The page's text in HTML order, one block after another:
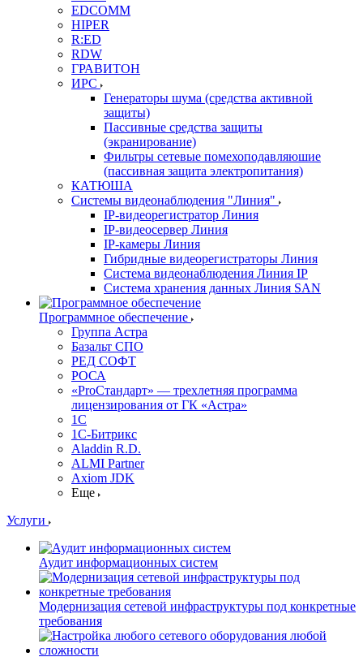
EDCOMM
HIPER
R:ED
RDW
ГРАВИТОН
ИРС
Генераторы шума (средства активной
защиты)
Пассивные средства защиты
(экранирование)
Фильтры сетевые помехоподавляюшие
(пассивная защита электропитания)
КАТЮША
Системы видеонаблюдения "Линия"
IP-видеорегистратор Линия
IP-видеосервер Линия
IP-камеры Линия
Гибридные видеорегистраторы Линия
Система видеонаблюдения Линия IP
Система хранения данных Линия SAN
Программное обеспечение
Группа Астра
Базальт СПО
РЕД СОФТ
РОСА
«ProСтандарт» — трехлетняя программа
лицензирования от ГК «Астра»
1С
1С-Битрикc
Aladdin R.D.
ALMI Partner
Axiom JDK
Еще
Услуги
Аудит информационных систем
Модернизация сетевой инфраструктуры под конкретные
требования